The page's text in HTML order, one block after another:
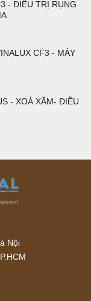
- ĐIỀU TRỊ RỤNG
CF3 - MÁY
- XOÁ XĂM- ĐIỀU
Nội